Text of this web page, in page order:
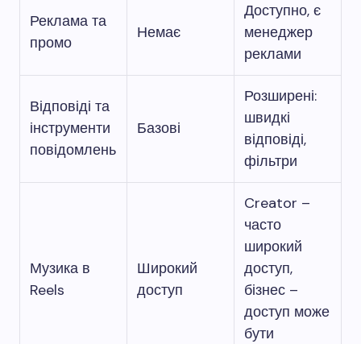
Реклама та
промо
Немає
Доступно, є
менеджер
реклами
Відповіді та
інструменти
повідомлень
Базові
Розширені:
швидкі
відповіді,
фільтри
Музика в
Reels
Широкий
доступ
Creator –
часто
широкий
доступ,
бізнес –
доступ може
бути